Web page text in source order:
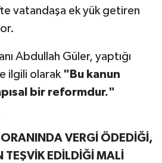
vatandaşa ek yük getiren
Abdullah Güler, yaptığı
ilgili olarak "Bu kanun
bir reformdur."
VERGİ ÖDEDİĞİ,
TEŞVİK EDİLDİĞİ MALİ